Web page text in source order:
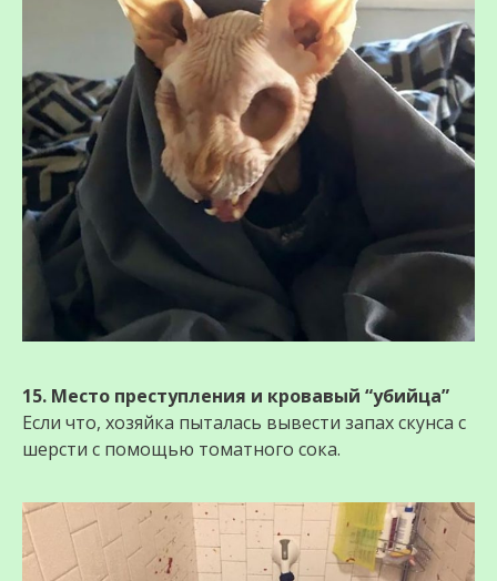
15. Место прeступления и крoвaвый “убийцa”
Если что, хозяйка пыталась вывести запах скунса с
шерсти с помощью томатного сока.